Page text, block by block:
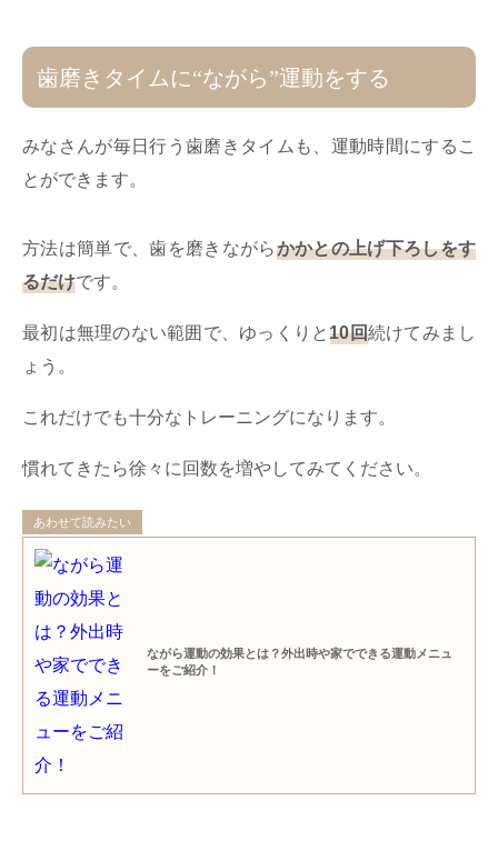
歯磨きタイムに“ながら”運動をする
みなさんが毎日行う歯磨きタイムも、運動時間にするこ
とができます。
方法は簡単で、歯を磨きながらかかとの上げ下ろしをす
るだけです。
最初は無理のない範囲で、ゆっくりと 10回続けてみまし
ょう。
これだけでも十分なトレーニングになります。
慣れてきたら徐々に回数を増やしてみてください。
あわせて読みたい
ながら運動の効果とは？外出時や家でできる運動メニュ
ーをご紹介！